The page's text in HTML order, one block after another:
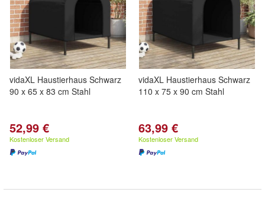
vidaXL Haustierhaus Schwarz
90 x 65 x 83 cm Stahl
52,99 €
Kostenloser Versand
vidaXL Haustierhaus Schwarz
110 x 75 x 90 cm Stahl
63,99 €
Kostenloser Versand